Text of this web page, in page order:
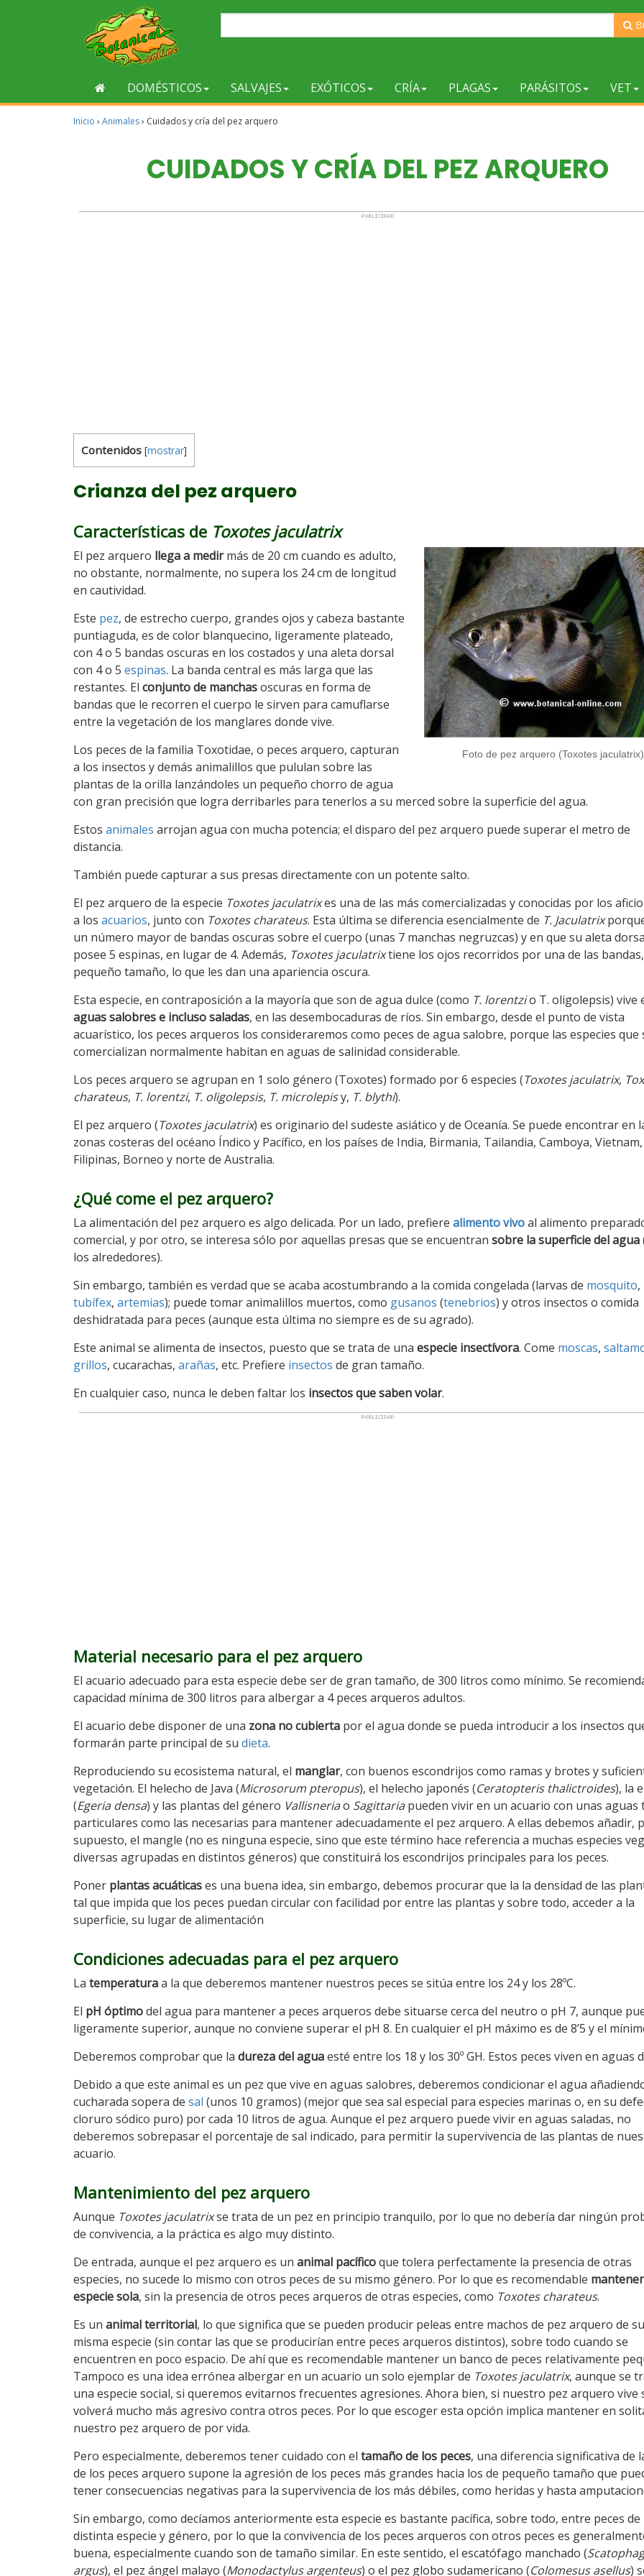
DOMÉSTICOS SALVAJES EXÓTICOS CRÍA PLAGAS PARÁSITOS VET
Inicio › Animales› Cuidados y cría del pez arquero
CUIDADOS Y CRÍA DEL PEZ ARQUERO
Contenidos [mostrar]
Crianza del pez arquero
Características de Toxotes jaculatrix
Foto de pez arquero (Toxotes jaculatrix)
El pez arquero llega a medirmás de 20 cm cuando es adulto,
no obstante, normalmente, no supera los 24 cm de longitud
en cautividad.
Este pez, de estrecho cuerpo, grandes ojos y cabeza bastante
puntiaguda, es de color blanquecino, ligeramente plateado,
con 4 o 5 bandas oscuras en los costados y una aleta dorsal
con 4 o 5 espinas. La banda central es más larga que las
restantes. El conjunto de manchasoscuras en forma de
bandas que le recorren el cuerpo le sirven para camuflarse
entre la vegetación de los manglares donde vive.
Los peces de la familia Toxotidae, o peces arquero, capturan
a los insectos y demás animalillos que pululan sobre las
plantas de la orilla lanzándoles un pequeño chorro de agua
con gran precisión que logra derribarles para tenerlos a su merced sobre la superficie del agua.
Estos animales arrojan agua con mucha potencia; el disparo del pez arquero puede superar el metro de
distancia.
También puede capturar a sus presas directamente con un potente salto.
El pez arquero de la especie Toxotes jaculatrixes una de las más comercializadas y conocidas por los
a los acuarios, junto con Toxotes charateus. Esta última se diferencia esencialmente de T. Jaculatrix
un número mayor de bandas oscuras sobre el cuerpo (unas 7 manchas negruzcas) y en que su aleta
posee 5 espinas, en lugar de 4. Además, Toxotes jaculatrixtiene los ojos recorridos por una de las
pequeño tamaño, lo que les dan una apariencia oscura.
Esta especie, en contraposición a la mayoría que son de agua dulce (como T. lorentzio T. oligolepsis) vive
aguas salobres e incluso saladas, en las desembocaduras de ríos. Sin embargo, desde el punto de vista
acuarístico, los peces arqueros los consideraremos como peces de agua salobre, porque las especies que
comercializan normalmente habitan en aguas de salinidad considerable.
Los peces arquero se agrupan en 1 solo género (Toxotes) formado por 6 especies (Toxotes jaculatrix,
charateus, T. lorentzi, T. oligolepsis, T. microlepisy, T. blythi).
El pez arquero (Toxotes jaculatrix) es originario del sudeste asiático y de Oceanía. Se puede encontrar en
zonas costeras del océano Índico y Pacífico, en los países de India, Birmania, Tailandia, Camboya, Vietnam,
Filipinas, Borneo y norte de Australia.
¿Qué come el pez arquero?
La alimentación del pez arquero es algo delicada. Por un lado, prefiere alimento vivoal alimento
comercial, y por otro, se interesa sólo por aquellas presas que se encuentran sobre la superficie del agua
los alrededores).
Sin embargo, también es verdad que se acaba acostumbrando a la comida congelada (larvas de mosquito,
tubífex, artemias); puede tomar animalillos muertos, como gusanos (tenebrios) y otros insectos o comida
deshidratada para peces (aunque esta última no siempre es de su agrado).
Este animal se alimenta de insectos, puesto que se trata de una especie insectívora. Come moscas,
grillos, cucarachas, arañas, etc. Prefiere insectos de gran tamaño.
En cualquier caso, nunca le deben faltar los insectos que saben volar.
Material necesario para el pez arquero
El acuario adecuado para esta especie debe ser de gran tamaño, de 300 litros como mínimo. Se
capacidad mínima de 300 litros para albergar a 4 peces arqueros adultos.
El acuario debe disponer de una zona no cubierta por el agua donde se pueda introducir a los insectos
formarán parte principal de su dieta.
Reproduciendo su ecosistema natural, el manglar, con buenos escondrijos como ramas y brotes y
vegetación. El helecho de Java (Microsorum pteropus), el helecho japonés (Ceratopteris thalictroides), la
(Egeria densa) y las plantas del género Vallisneriao Sagittariapueden vivir en un acuario con unas aguas
particulares como las necesarias para mantener adecuadamente el pez arquero. A ellas debemos añadir,
supuesto, el mangle (no es ninguna especie, sino que este término hace referencia a muchas especies
diversas agrupadas en distintos géneros) que constituirá los escondrijos principales para los peces.
Poner plantas acuáticases una buena idea, sin embargo, debemos procurar que la la densidad de las
tal que impida que los peces puedan circular con facilidad por entre las plantas y sobre todo, acceder a la
superficie, su lugar de alimentación
Condiciones adecuadas para el pez arquero
La temperaturaa la que deberemos mantener nuestros peces se sitúa entre los 24 y los 28ºC.
El pH óptimodel agua para mantener a peces arqueros debe situarse cerca del neutro o pH 7, aunque
ligeramente superior, aunque no conviene superar el pH 8. En cualquier el pH máximo es de 8’5 y el
Deberemos comprobar que la dureza del aguaesté entre los 18 y los 30º GH. Estos peces viven en aguas
Debido a que este animal es un pez que vive en aguas salobres, deberemos condicionar el agua
cucharada sopera de sal (unos 10 gramos) (mejor que sea sal especial para especies marinas o, en su
cloruro sódico puro) por cada 10 litros de agua. Aunque el pez arquero puede vivir en aguas saladas, no
deberemos sobrepasar el porcentaje de sal indicado, para permitir la supervivencia de las plantas de
acuario.
Mantenimiento del pez arquero
Aunque Toxotes jaculatrixse trata de un pez en principio tranquilo, por lo que no debería dar ningún
de convivencia, a la práctica es algo muy distinto.
De entrada, aunque el pez arquero es un animal pacíficoque tolera perfectamente la presencia de otras
especies, no sucede lo mismo con otros peces de su mismo género. Por lo que es recomendable
especie sola, sin la presencia de otros peces arqueros de otras especies, como Toxotes charateus.
Es un animal territorial, lo que significa que se pueden producir peleas entre machos de pez arquero de su
misma especie (sin contar las que se producirían entre peces arqueros distintos), sobre todo cuando se
encuentren en poco espacio. De ahí que es recomendable mantener un banco de peces relativamente
Tampoco es una idea errónea albergar en un acuario un solo ejemplar de Toxotes jaculatrix, aunque se
una especie social, si queremos evitarnos frecuentes agresiones. Ahora bien, si nuestro pez arquero vive
volverá mucho más agresivo contra otros peces. Por lo que escoger esta opción implica mantener en
nuestro pez arquero de por vida.
Pero especialmente, deberemos tener cuidado con el tamaño de los peces, una diferencia significativa de
de los peces arquero supone la agresión de los peces más grandes hacia los de pequeño tamaño que
tener consecuencias negativas para la supervivencia de los más débiles, como heridas y hasta
Sin embargo, como decíamos anteriormente esta especie es bastante pacífica, sobre todo, entre peces de
distinta especie y género, por lo que la convivencia de los peces arqueros con otros peces es
buena, especialmente cuando son de tamaño similar. En este sentido, el escatófago manchado (
argus), el pez ángel malayo (Monodactylus argenteus) o el pez globo sudamericano (Colomesus asellus)